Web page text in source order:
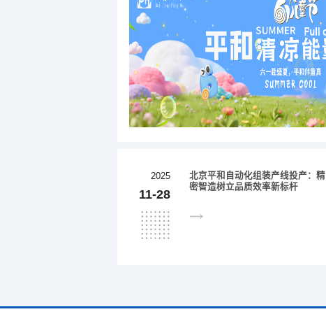
2025
11-28
北京平和自动化组装产线投产：精
密智造树立品质效率新标杆